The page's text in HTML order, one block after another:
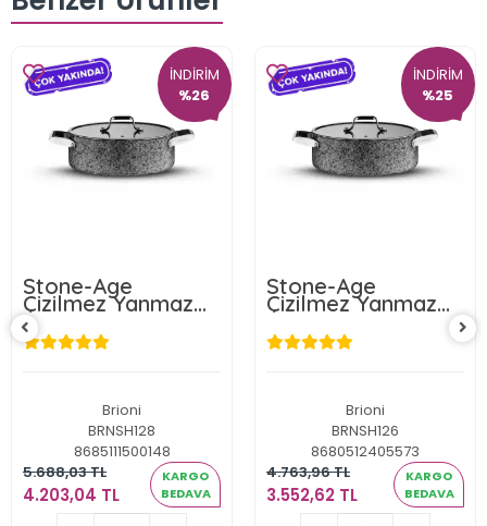
İNDİRİM
%26
Stone-Age
Çizilmez Yanmaz
Yapışmaz Basık
Tencere - 34 cm
Brioni
BRNSH128
8685111500148
5.688,03 TL
4.203,04 TL
KARGO
BEDAVA
4.203,04 TL
İNDİRİM
%25
Stone-Age
Çizilmez Yanmaz
Yapışmaz Basık
Tencere - 30 cm
Brioni
BRNSH126
8680512405573
4.763,96 TL
3.552,62 TL
KARGO
BEDAVA
3.552,62 TL